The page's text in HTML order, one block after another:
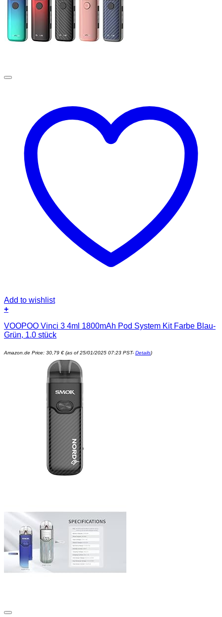
Add to wishlist
+
VOOPOO Vinci 3 4ml 1800mAh Pod System Kit Farbe Blau-
Grün, 1.0 stück
Amazon.de Price: 30,79 € (as of 25/01/2025 07:23 PST- Details)